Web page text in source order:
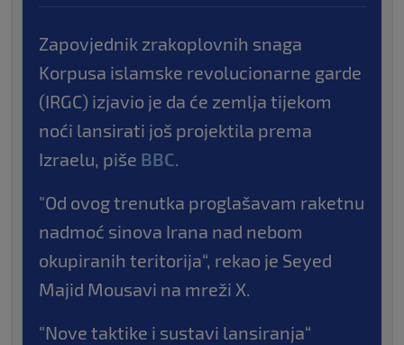
Zapovjednik zrakoplovnih snaga
Korpusa islamske revolucionarne garde
(IRGC) izjavio je da će zemlja tijekom
noći lansirati još projektila prema
Izraelu, piše BBC
"Od ovog trenutka proglašavam raketnu
nadmoć sinova Irana nad nebom
okupiranih teritorija“, rekao je Seyed
Majid Mousavi na mreži X.
"Nove taktike i sustavi lansiranja“